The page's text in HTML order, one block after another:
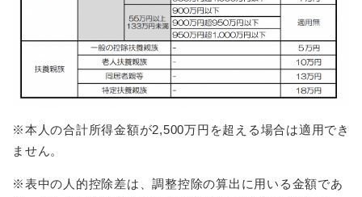
※本人の合計所得金額が2,500万円を超える場合は適用でき
ません。
​※表中の人的控除差は、調整控除の算出に用いる金額であ